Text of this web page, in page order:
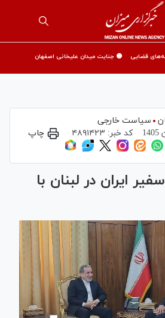
قضایی 🟡 جنایت میدان علیخانی اصفهان
سیاست خارجی
کد خبر: ۴۸۹۱۴۲۳ چاپ
ایران در لبنان با